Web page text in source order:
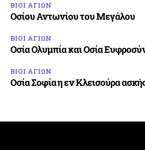
ΒΙΟΙ ΑΓΙΩΝ
Οσίου Αντωνίου του Μεγάλου
ΒΙΟΙ ΑΓΙΩΝ
Οσία Ολυμπία και Οσία
ΒΙΟΙ ΑΓΙΩΝ
Οσία Σοφία η εν Κλεισούρα